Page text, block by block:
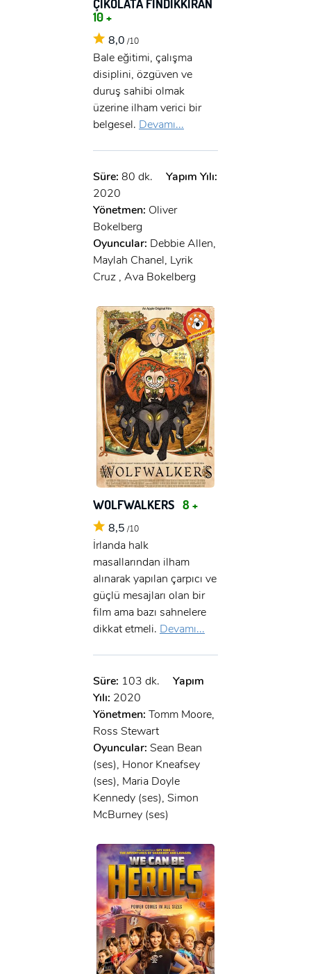
10 +
8,0 /10
Bale eğitimi, çalışma
disiplini, özgüven ve
duruş sahibi olmak
üzerine ilham verici bir
belgesel. Devamı...
Süre: 80 dk.
Yapım Yılı:
2020
Yönetmen: Oliver
Bokelberg
Oyuncular: Debbie Allen,
Maylah Chanel, Lyrik
Cruz , Ava Bokelberg
WOLFWALKERS 8 +
8,5 /10
İrlanda halk
masallarından ilham
alınarak yapılan çarpıcı ve
güçlü mesajları olan bir
film ama bazı sahnelere
dikkat etmeli. Devamı...
Süre: 103 dk.
Yapım
Yılı: 2020
Yönetmen: Tomm Moore,
Ross Stewart
Oyuncular: Sean Bean
(ses), Honor Kneafsey
(ses), Maria Doyle
Kennedy (ses), Simon
McBurney (ses)